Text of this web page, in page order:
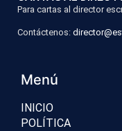
Para cartas al director
Contáctenos:
Menú
INICIO
POLÍTICA